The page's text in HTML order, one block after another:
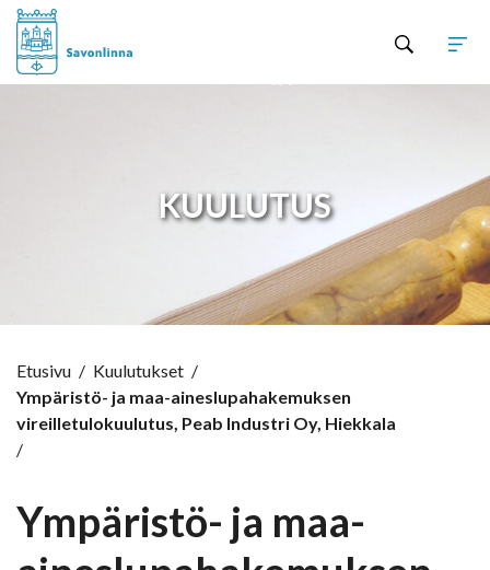
KUULUTUS
Etusivu / Kuulutukset /
Ympäristö- ja maa-aineslupahakemuksen
vireilletulokuulutus, Peab Industri Oy, Hiekkala
/
Ympäristö- ja maa-